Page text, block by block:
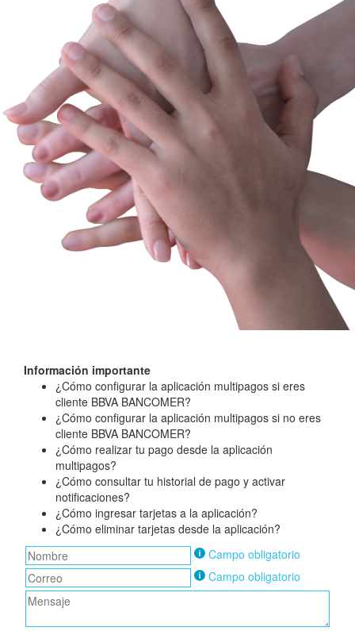
Información importante
¿Cómo configurar la aplicación multipagos si eres
cliente BBVA BANCOMER?
¿Cómo configurar la aplicación multipagos si no eres
cliente BBVA BANCOMER?
¿Cómo realizar tu pago desde la aplicación
multipagos?
¿Cómo consultar tu historial de pago y activar
notificaciones?
¿Cómo ingresar tarjetas a la aplicación?
¿Cómo eliminar tarjetas desde la aplicación?
Campo obligatorio
Campo obligatorio